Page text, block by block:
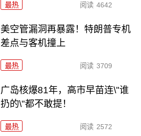
最热 阅读 4642
美空管漏洞再暴露！特朗普专机
差点与客机撞上
最热 阅读 3709
广岛核爆81年，高市早苗连\"谁
扔的\"都不敢提！
最热 阅读 2572